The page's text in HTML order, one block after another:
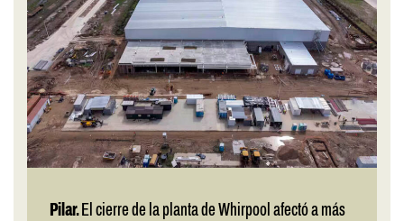
Pilar. El cierre de la planta de Whirpool afectó a más